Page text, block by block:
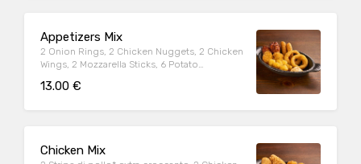
Appetizers Mix
2 Onion Rings, 2 Chicken Nuggets, 2 Chicken
Wings, 2 Mozzarella Sticks, 6 Potato
13.00 €
Chicken Mix